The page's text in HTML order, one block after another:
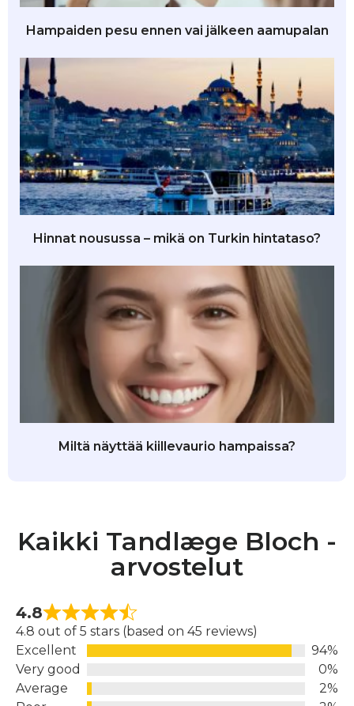
Hampaiden pesu ennen vai jälkeen aamupalan
Hinnat nousussa – mikä on Turkin hintataso?
Miltä näyttää kiillevaurio hampaissa?
Kaikki Tandlæge Bloch -
arvostelut
4.8
4.8 out of 5 stars (based on 45 reviews)
Excellent
94%
Very good
0%
Average
2%